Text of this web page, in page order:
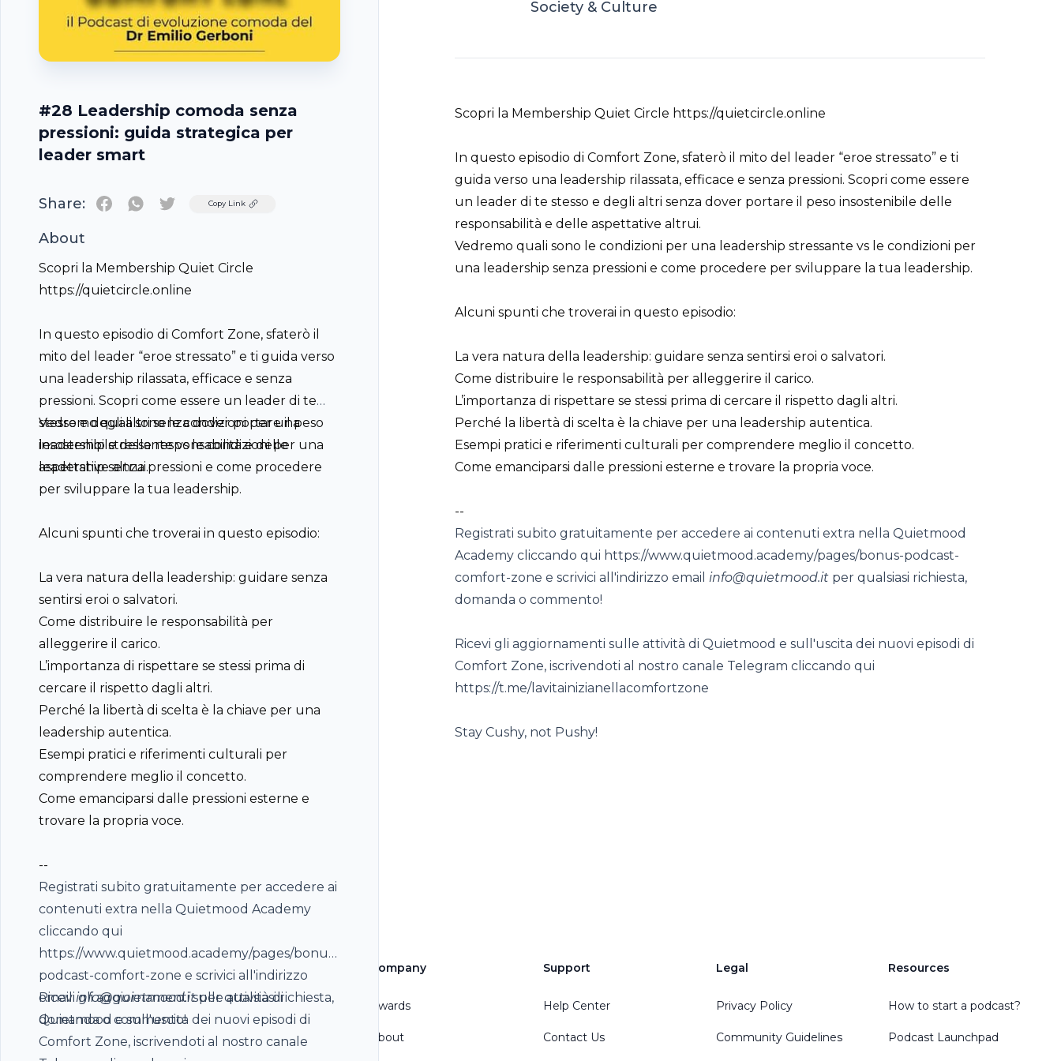
#28 Leadership comoda senza
pressioni: guida strategica per
leader smart
Share: TwitterCopy Link
About
Scopri la Membership Quiet Circle
https://quietcircle.online
In questo episodio di Comfort Zone, sfaterò il
mito del leader “eroe stressato” e ti guida verso
una leadership rilassata, efficace e senza
pressioni. Scopri come essere un leader di te
stesso e degli altri senza dover portare il peso
insostenibile delle responsabilità e delle
aspettative altrui.
Vedremo quali sono le condizioni per una
leadership stressante vs le condizioni per una
leadership senza pressioni e come procedere
per sviluppare la tua leadership.
Alcuni spunti che troverai in questo episodio:
La vera natura della leadership: guidare senza
sentirsi eroi o salvatori.
Come distribuire le responsabilità per
alleggerire il carico.
L’importanza di rispettare se stessi prima di
cercare il rispetto dagli altri.
Perché la libertà di scelta è la chiave per una
leadership autentica.
Esempi pratici e riferimenti culturali per
comprendere meglio il concetto.
Come emanciparsi dalle pressioni esterne e
trovare la propria voce.
--
Registrati subito gratuitamente per accedere ai
contenuti extra nella Quietmood Academy
cliccando qui
https://www.quietmood.academy/pages/bonus-
podcast-comfort-zone e scrivici all'indirizzo
emailinfo@quietmood.itper qualsiasi richiesta,
domanda o commento!
Ricevi gli aggiornamenti sulle attività di
Quietmood e sull'uscita dei nuovi episodi di
Comfort Zone, iscrivendoti al nostro canale
Society & Culture
Scopri la Membership Quiet Circle https://quietcircle.online
In questo episodio di Comfort Zone, sfaterò il mito del leader “eroe stressato” e ti
guida verso una leadership rilassata, efficace e senza pressioni. Scopri come essere
un leader di te stesso e degli altri senza dover portare il peso insostenibile delle
responsabilità e delle aspettative altrui.
Vedremo quali sono le condizioni per una leadership stressante vs le condizioni per
una leadership senza pressioni e come procedere per sviluppare la tua leadership.
Alcuni spunti che troverai in questo episodio:
La vera natura della leadership: guidare senza sentirsi eroi o salvatori.
Come distribuire le responsabilità per alleggerire il carico.
L’importanza di rispettare se stessi prima di cercare il rispetto dagli altri.
Perché la libertà di scelta è la chiave per una leadership autentica.
Esempi pratici e riferimenti culturali per comprendere meglio il concetto.
Come emanciparsi dalle pressioni esterne e trovare la propria voce.
--
Registrati subito gratuitamente per accedere ai contenuti extra nella Quietmood
Academy cliccando qui https://www.quietmood.academy/pages/bonus-podcast-
comfort-zone e scrivici all'indirizzo email info@quietmood.it per qualsiasi richiesta,
domanda o commento!
Ricevi gli aggiornamenti sulle attività di Quietmood e sull'uscita dei nuovi episodi di
Comfort Zone, iscrivendoti al nostro canale Telegram cliccando qui
https://t.me/lavitainizianellacomfortzone
Stay Cushy, not Pushy!
Footer
hubhopper Company
Awards
About
Support
Help Center
Contact Us
Legal
Privacy Policy
Community Guidelines
Resources
How to start a podcast?
Podcast Launchpad